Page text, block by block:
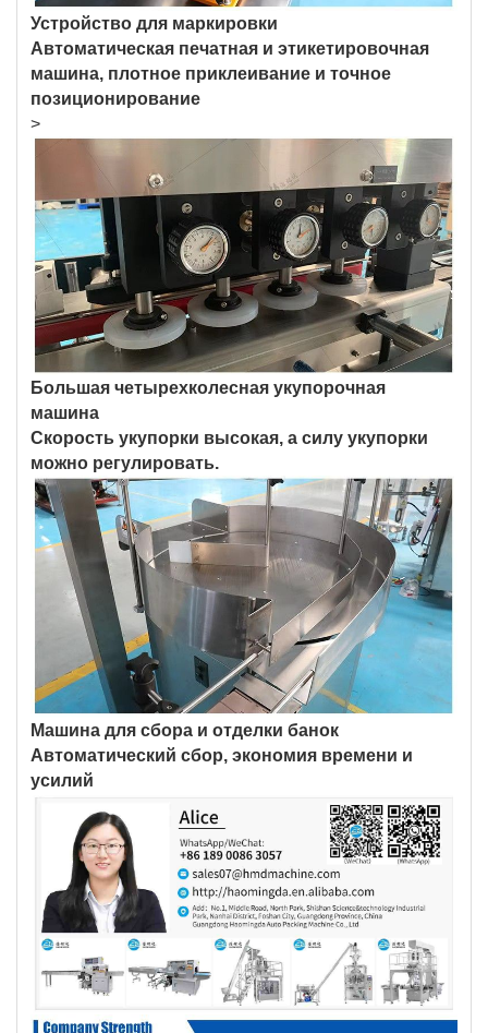
Устройство для маркировки
Автоматическая печатная и этикетировочная
машина, плотное приклеивание и точное
позиционирование
>
Большая четырехколесная укупорочная
машина
Скорость укупорки высокая, а силу укупорки
можно регулировать.
Машина для сбора и отделки банок
Автоматический сбор, экономия времени и
усилий